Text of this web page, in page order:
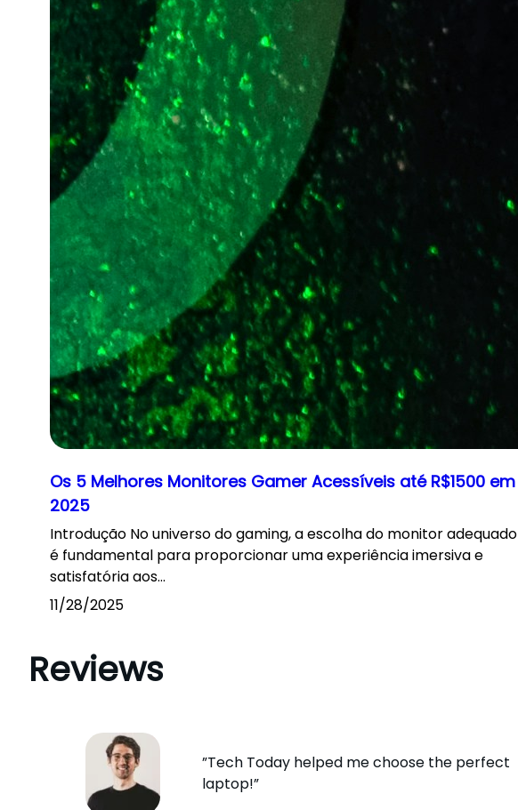
Os 5 Melhores Monitores Gamer Acessíveis até R$1500 em
2025
Introdução No universo do gaming, a escolha do monitor adequado
é fundamental para proporcionar uma experiência imersiva e
satisfatória aos…
11/28/2025
Reviews
”Tech Today helped me choose the perfect
laptop!”